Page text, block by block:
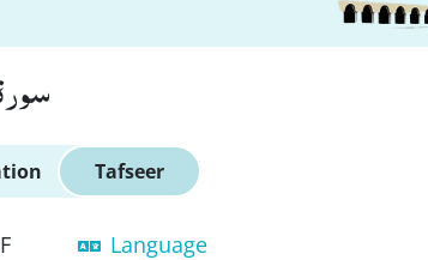
Tafseer
Language